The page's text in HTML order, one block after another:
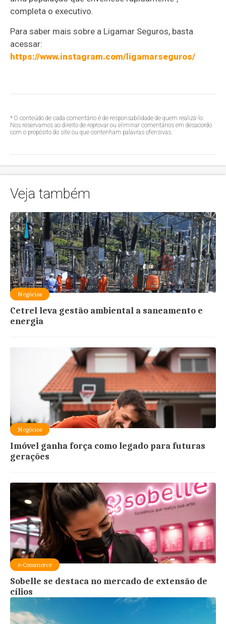
completa o executivo.
Para saber mais sobre a Ligamar Seguros, basta
acessar:
https://www.instagram.com/ligamarseguros/
* O conteúdo de cada comentário é de responsabilidade de quem realizá-lo.
Nos reservamos ao direito de reprovar ou eliminar comentários em desacordo
com o propósito do site ou que contenham palavras ofensivas.
Veja também
Negócios
Cetrel leva gestão ambiental a saneamento e
energia
Negócios
Imóvel ganha força como legado para futuras
gerações
e-Commerce
Sobelle se destaca no mercado de extensão de
cílios